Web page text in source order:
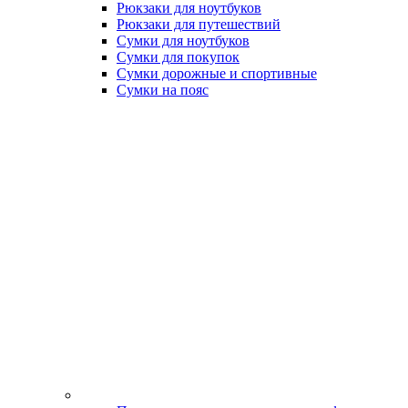
Рюкзаки для ноутбуков
Рюкзаки для путешествий
Сумки для ноутбуков
Сумки для покупок
Сумки дорожные и спортивные
Сумки на пояс